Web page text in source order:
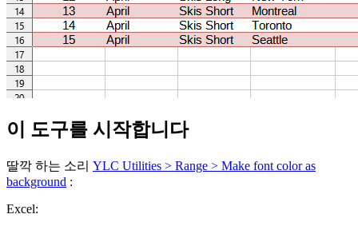
이 도구를 시작합니다
딸깍 하는 소리 YLC Utilities > Range > Make font color as
background :
Excel: